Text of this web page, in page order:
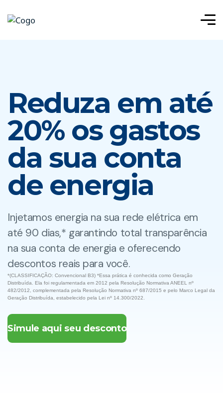
Reduza em até
20% os gastos
da sua conta
de energia
Injetamos energia na sua rede elétrica em
até 90 dias,* garantindo total transparência
na sua conta de energia e oferecendo
descontos reais para você.
*(CLASSIFICAÇÃO: Convencional B3) *Essa prática é conhecida como Geração
Distribuída. Ela foi regulamentada em 2012 pela Resolução Normativa ANEEL nº
482/2012, complementada pela Resolução Normativa nº 687/2015 e pelo Marco Legal da
Geração Distribuída, estabelecido pela Lei nº 14.300/2022.
Simule aqui seu desconto